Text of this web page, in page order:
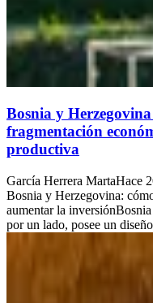
Bosnia y
fragmentación
productiva
García Herrera MartaHace
Bosnia y Herzegovina:
aumentar la
por un lado, posee un